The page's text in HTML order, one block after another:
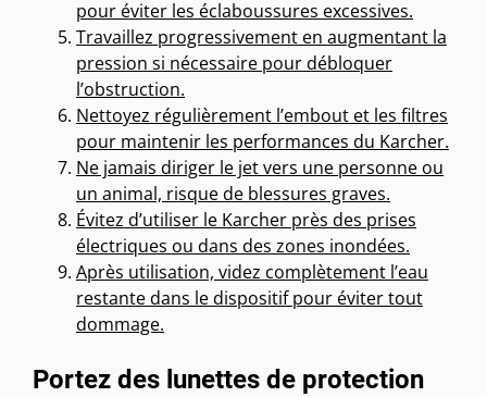
pour éviter les éclaboussures excessives.
Travaillez progressivement en augmentant la
pression si nécessaire pour débloquer
l’obstruction.
Nettoyez régulièrement l’embout et les filtres
pour maintenir les performances du Karcher.
Ne jamais diriger le jet vers une personne ou
un animal, risque de blessures graves.
Évitez d’utiliser le Karcher près des prises
électriques ou dans des zones inondées.
Après utilisation, videz complètement l’eau
restante dans le dispositif pour éviter tout
dommage.
Portez des lunettes de protection